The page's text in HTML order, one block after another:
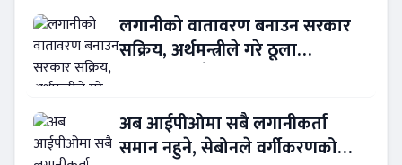
लगानीको वातावरण बनाउन सरकार
सक्रिय, अर्थमन्त्रीले गरे ठूला
अब आईपीओमा सबै लगानीकर्ता
समान नहुने, सेबोनले वर्गीकरणको